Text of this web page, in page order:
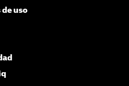
de uso